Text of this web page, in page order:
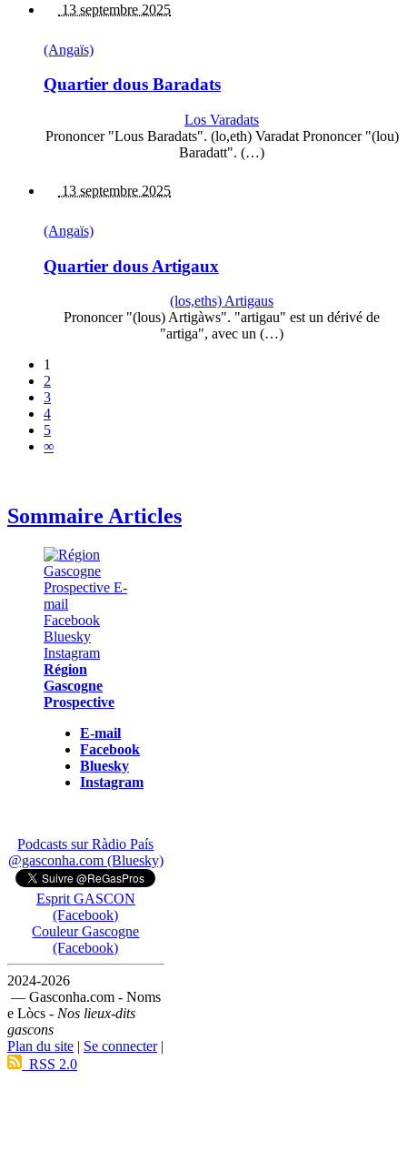
13 septembre 2025
(Angaïs)
Quartier dous Baradats
Los Varadats
Prononcer "Lous Baradats". (lo,eth) Varadat Prononcer "(lou)
Baradatt". (…)
13 septembre 2025
(Angaïs)
Quartier dous Artigaux
(los,eths) Artigaus
Prononcer "(lous) Artigàws". "artigau" est un dérivé de
"artiga", avec un (…)
1
2
3
4
5
∞
Sommaire Articles
Région
Gascogne
Prospective
E-mail
Facebook
Bluesky
Instagram
Podcasts sur Ràdio País
@gasconha.com (Bluesky)
Esprit GASCON
(Facebook)
Couleur Gascogne
(Facebook)
2024-2026
— Gasconha.com - Noms
e Lòcs - Nos lieux-dits
gascons
Plan du site | Se connecter|
RSS 2.0